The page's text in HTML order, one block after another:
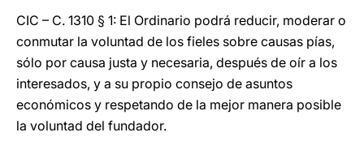
CIC – C. 1310 § 1: El Ordinario podrá reducir, moderar o
conmutar la voluntad de los fieles sobre causas pías,
sólo por causa justa y necesaria, después de oír a los
interesados, y a su propio consejo de asuntos
económicos y respetando de la mejor manera posible
la voluntad del fundador.